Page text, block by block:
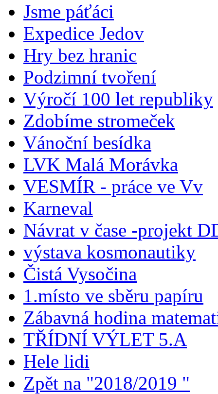
Jsme páťáci
Expedice Jedov
Hry bez hranic
Podzimní tvoření
Výročí 100 let republiky
Zdobíme stromeček
Vánoční besídka
LVK Malá Morávka
VESMÍR - práce ve Vv
Karneval
Návrat v čase -projekt
výstava kosmonautiky
Čistá Vysočina
1.místo ve sběru papíru
Zábavná hodina
TŘÍDNÍ VÝLET 5.A
Hele lidi
Zpět na "2018/2019 "